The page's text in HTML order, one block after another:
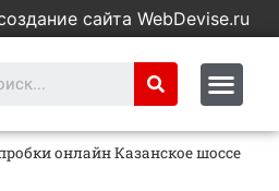
сайта WebDevise.ru
онлайн Казанское шоссе